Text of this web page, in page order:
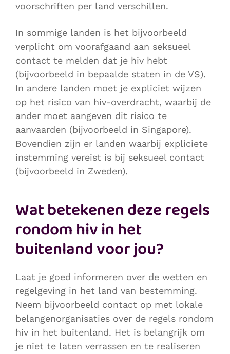
voorschriften per land verschillen.
In sommige landen is het bijvoorbeeld
verplicht om voorafgaand aan seksueel
contact te melden dat je hiv hebt
(bijvoorbeeld in bepaalde staten in de VS).
In andere landen moet je expliciet wijzen
op het risico van hiv-overdracht, waarbij de
ander moet aangeven dit risico te
aanvaarden (bijvoorbeeld in Singapore).
Bovendien zijn er landen waarbij expliciete
instemming vereist is bij seksueel contact
(bijvoorbeeld in Zweden).
Wat betekenen deze regels
rondom hiv in het
buitenland voor jou?
Laat je goed informeren over de wetten en
regelgeving in het land van bestemming.
Neem bijvoorbeeld contact op met lokale
belangenorganisaties over de regels rondom
hiv in het buitenland. Het is belangrijk om
je niet te laten verrassen en te realiseren